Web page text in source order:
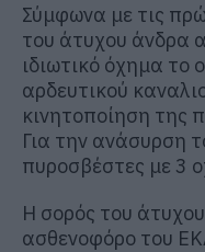
Σύμφωνα με τις
του άτυχου άνδρα
ιδιωτικό όχημα το
αρδευτικού
κινητοποίηση της
Για την ανάσυρση
πυροσβέστες με 3
Η σορός του
ασθενοφόρο του